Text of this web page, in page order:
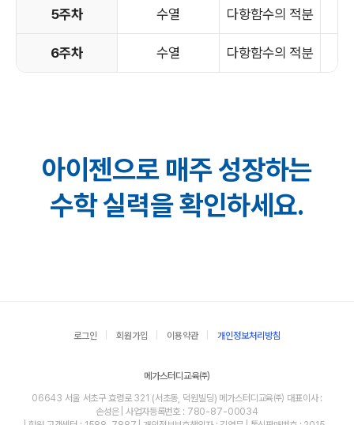
5주차 수열 다항함수의 적분
6주차 수열 다항함수의 적분
아이젠으로 매주 성장하는
수학 실력을 확인하세요.
로그인 회원가입 이용약관 개인정보처리방침
메가스터디교육㈜
06643 서울 서초구 효령로 321 (서초동, 덕원빌딩) 메가스터디교육㈜ 대표이사 :
손성은 | 사업자등록번호 : 780-87-00034